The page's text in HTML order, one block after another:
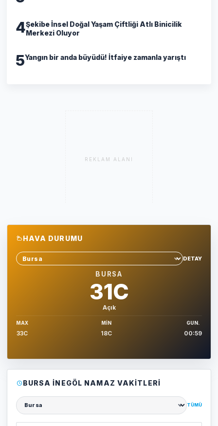
4Şekibe İnsel Doğal Yaşam Çiftliği Atlı Binicilik
Merkezi Oluyor
5Yangın bir anda büyüdü! İtfaiye zamanla yarıştı
REKLAM ALANI
HAVA DURUMU
Sehir sec
DETAY
BURSA
31C
Açık
MAX
33C
MIN
18C
GUN.
00:59
BURSA İNEGÖL NAMAZ VAKITLERI
Şehir seçin
TÜMÜ